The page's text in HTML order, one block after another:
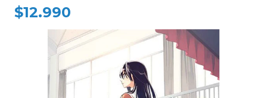
$12.990